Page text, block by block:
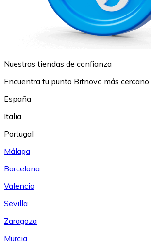
Nuestras tiendas de confianza
Encuentra tu punto Bitnovo más cercano
España
Italia
Portugal
Málaga
Barcelona
Valencia
Sevilla
Zaragoza
Murcia